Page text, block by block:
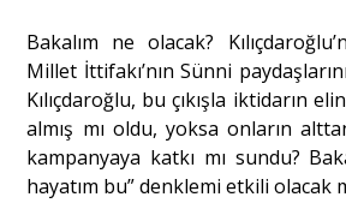
Bakalım ne olacak?
Millet İttifakı’nın Sünni
Kılıçdaroğlu, bu çıkışla iktidarın
almış mı oldu, yoksa onların
kampanyaya katkı mı sundu?
hayatım bu” denklemi etkili olacak